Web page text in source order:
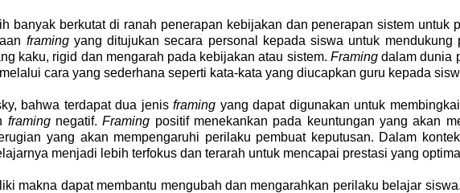
berkutat di ranah penerapan kebijakan dan penerapan sistem untuk
framingyang ditujukan secara personal kepada siswa untuk mendukung
kaku, rigid dan mengarah pada kebijakan atau sistem. Framingdalam dunia
cara yang sederhana seperti kata-kata yang diucapkan guru kepada
bahwa terdapat dua jenis framing yang dapat digunakan untuk
framingnegatif.Framing positif menekankan pada keuntungan yang akan
yang akan mempengaruhi perilaku pembuat keputusan. Dalam
menjadi lebih terfokus dan terarah untuk mencapai prestasi yang
makna dapat membantu mengubah dan mengarahkan perilaku belajar